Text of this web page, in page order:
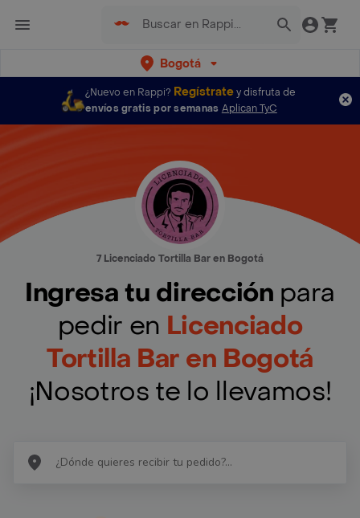
Bogotá
¿Nuevo en Rappi? Regístratey disfruta de
envíos gratis por semanas Aplican TyC
7 Licenciado Tortilla Bar en Bogotá
Ingresa tu dirección para
pedir en Licenciado
Tortilla Bar en Bogotá
¡Nosotros te lo llevamos!